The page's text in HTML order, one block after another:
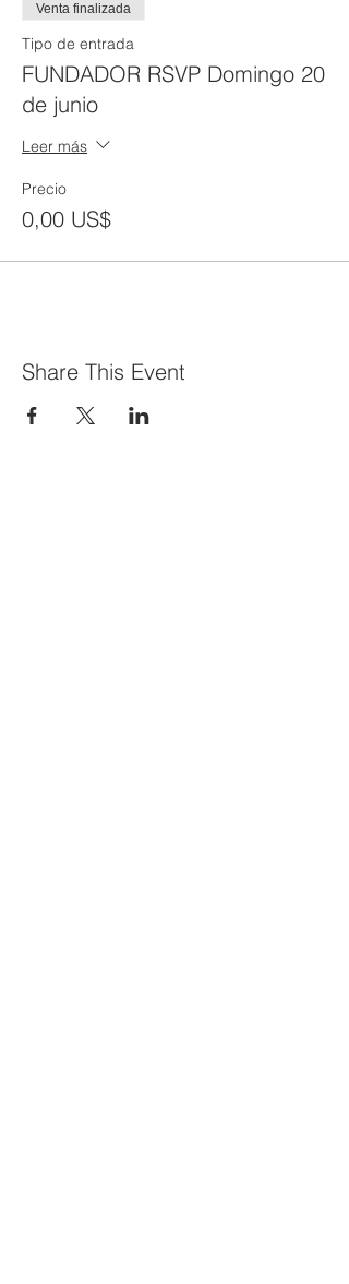
Venta finalizada
Tipo de entrada
FUNDADOR RSVP Domingo 20
de junio
Leer más
Precio
0,00 US$
Share This Event